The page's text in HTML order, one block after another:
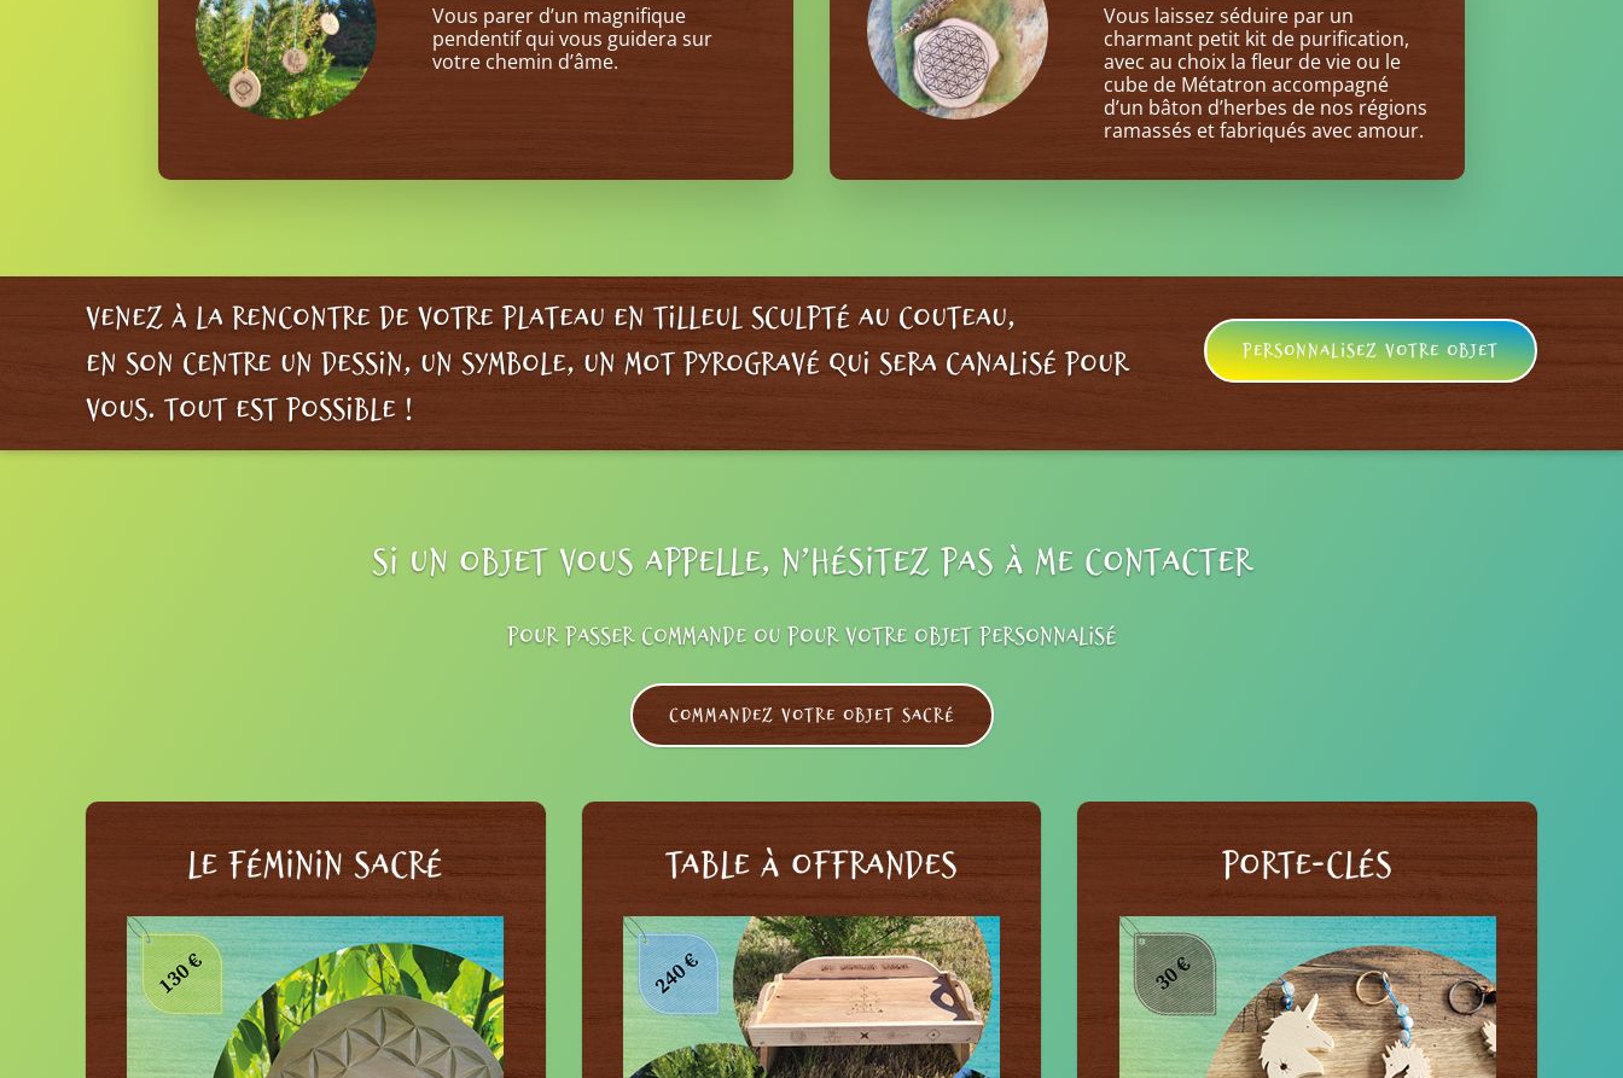
Vous parer d’un magnifique
pendentif qui vous guidera sur
votre chemin d’âme.
Vous laissez séduire par un
charmant petit kit de purification,
avec au choix la fleur de vie ou le
cube de Métatron accompagné
d’un bâton d’herbes de nos régions
ramassés et fabriqués avec amour.
Venez à la rencontre de votre plateau en tilleul sculpté au couteau,
en son centre un dessin, un symbole, un mot pyrogravé qui sera canalisé pour
vous. Tout est possible !
Personnalisez votre objet
Si un objet vous appelle, n’hésitez pas à me contacter
Pour passer commande ou pour votre objet personnalisé
Commandez votre objet sacré
LE FÉMININ SACRÉ TABLE À OFFRANDES PORTE-CLÉS